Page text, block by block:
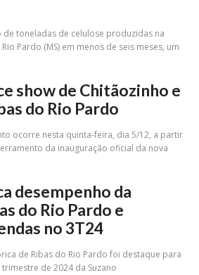
de toneladas de celulose produzidas na
Pardo (MS) em menos de seis meses, um
show de Chitãozinho e
do Rio Pardo
ocorre nesta quinta-feira, dia 5/12, a partir
da inauguração oficial da nova
desempenho da
do Rio Pardo e
no 3T24
de Ribas do Rio Pardo foi destaque para
de 2024 da Suzano